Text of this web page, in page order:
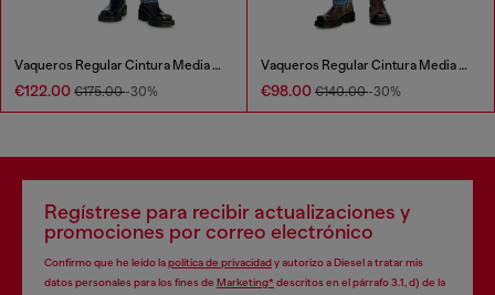
Vaqueros Regular Cintura Media 2023 D-Finitive
€122.00 €175.00-30%
Vaqueros Regular Cintura Media 2023 D-Finitive
€98.00 €140.00-30%
Regístrese para recibir actualizaciones y
promociones por correo electrónico
Confirmo que he leído lapolítica de privacidady autorizo a Diesel a tratar mis
datos personales para los fines de Marketing*descritos en el párrafo 3.1, d) de la